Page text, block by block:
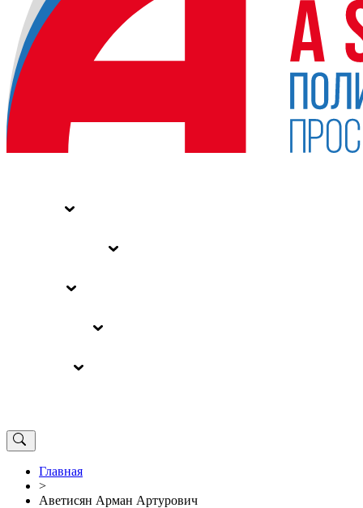
Главная
>
Аветисян Арман Артурович